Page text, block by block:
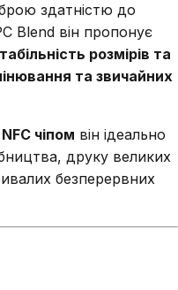
здатністю до
Blend він пропонує
розмірів та
та звичайних
чіпом він ідеально
друку великих
безперервних